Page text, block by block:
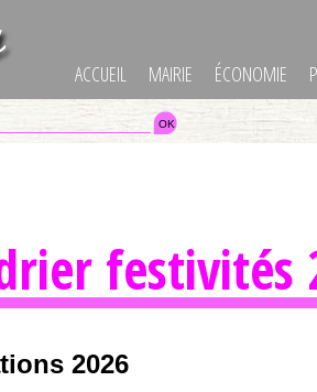
ACCUEIL MAIRIE ÉCONOMIE
festivités
2026